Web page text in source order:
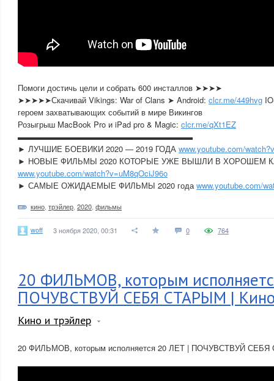
Помоги достичь цели и собрать 600 инсталлов ➤➤➤➤
➤➤➤➤➤Скачивай Vikings: War of Clans ➤ Android: clcr.me/449hvg
героем захватывающих событий в мире Викингов
Розыгрыш MacBook Pro и iPad pro & Magic: clcr.me/qXt1EZ
▬▬▬▬▬▬▬▬▬▬▬▬▬▬▬▬▬▬▬▬▬▬
► ЛУЧШИЕ БОЕВИКИ 2020 — 2019 ГОДА www.youtube.com/
► НОВЫЕ ФИЛЬМЫ 2020 КОТОРЫЕ УЖЕ ВЫШЛИ В ХОРОШЕМ
www.youtube.com/watch?v=uM8qOciJ96o
► САМЫЕ ОЖИДАЕМЫЕ ФИЛЬМЫ 2020 годаwww.youtube.com/
кино трэйлер 2020 фильмы
woff 3 ноября 2020, 00:31 0 764
20 ФИЛЬМОВ, которым
ПОЧУВСТВУЙ СЕБЯ СТАРЫМ |
Кино и трэйлер
20 ФИЛЬМОВ, которым исполняется 20 ЛЕТ | ПОЧУВСТВУЙ СЕБЯ